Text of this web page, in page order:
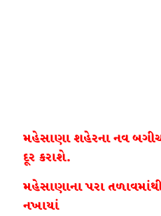
મહેસાણા શહેરના નવ
દૂર કરાશે.
મહેસાણાના પરા
નખાયાં